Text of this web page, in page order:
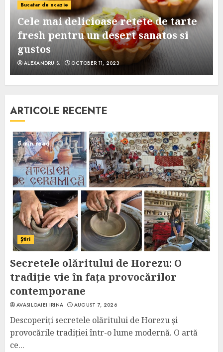
Bucatar de ocazie
Cele mai delicioase retete de tarte
fresh pentru un desert sanatos si
gustos
ALEXANDRU S. OCTOBER 11, 2023
ARTICOLE RECENTE
5 min read
Știri
Secretele olăritului de Horezu: O
tradiție vie în fața provocărilor
contemporane
AVASILOAIEI IRINA AUGUST 7, 2026
Descoperiți secretele olăritului de Horezu și
provocările tradiției într-o lume modernă. O artă
ce...